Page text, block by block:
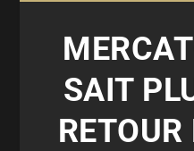
SAIT